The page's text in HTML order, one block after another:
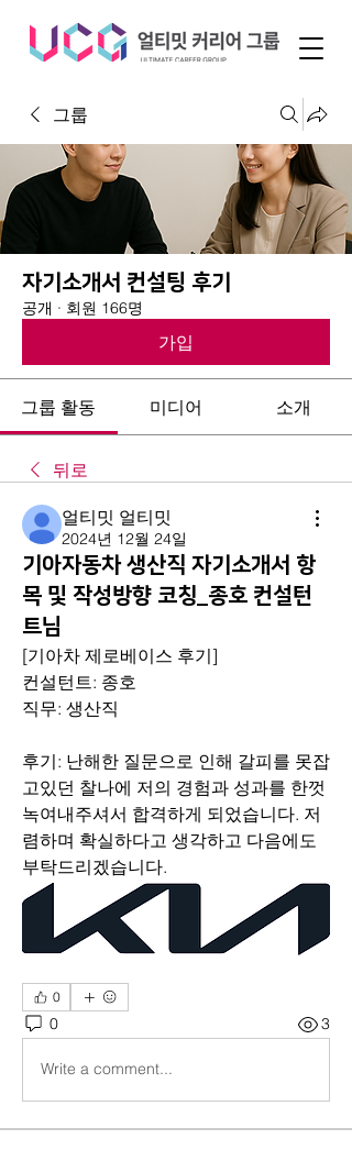
그룹
자기소개서 컨설팅 후기
공개 · 회원 166명
가입
그룹 활동 미디어 소개
뒤로
얼티밋 얼티밋
2024년 12월 24일
기아자동차 생산직 자기소개서 항
목 및 작성방향 코칭_종호 컨설턴
트님
[기아차 제로베이스 후기]
컨설턴트: 종호
직무: 생산직
후기: 난해한 질문으로 인해 갈피를 못잡
고있던 찰나에 저의 경험과 성과를 한껏
녹여내주셔서 합격하게 되었습니다. 저
렴하며 확실하다고 생각하고 다음에도
부탁드리겠습니다.
0
0 3
Write a comment...